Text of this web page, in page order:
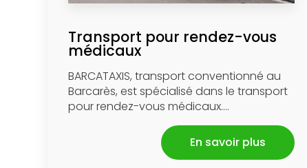
Transport pour rendez-vous
médicaux
BARCATAXIS, transport conventionné au
Barcarès, est spécialisé dans le transport
pour rendez-vous médicaux....
En savoir plus